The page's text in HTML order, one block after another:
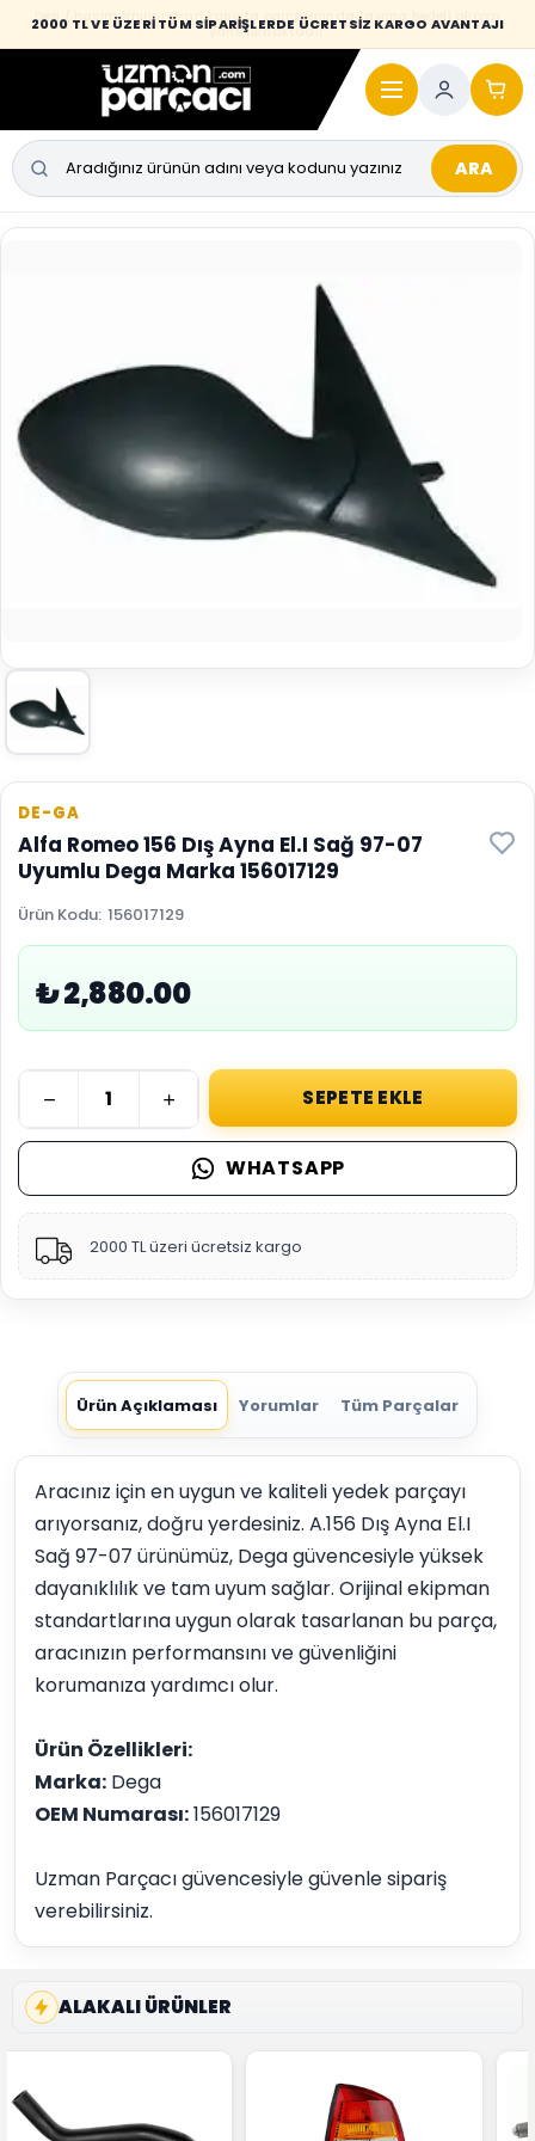
2000 TL VE ÜZERİ TÜM SİPARİŞLERDE ÜCRETSİZ KARGO AVANTAJI
Desi / hacim sınırını aşan kaporta parçalarında taşıma bedeli alıcıya
yansıtılmaktadır.
ARA
DE-GA
Alfa Romeo 156 Dış Ayna El.I Sağ 97-07
Uyumlu Dega Marka 156017129
Ürün Kodu: 156017129
₺ 2,880.00
SEPETE EKLE
WHATSAPP
2000 TL üzeri ücretsiz kargo
Ürün Açıklaması Yorumlar Tüm Parçalar
Aracınız için en uygun ve kaliteli yedek parçayı
arıyorsanız, doğru yerdesiniz. A.156 Dış Ayna El.I
Sağ 97-07 ürünümüz, Dega güvencesiyle yüksek
dayanıklılık ve tam uyum sağlar. Orijinal ekipman
standartlarına uygun olarak tasarlanan bu parça,
aracınızın performansını ve güvenliğini
korumanıza yardımcı olur.
Ürün Özellikleri:
Marka: Dega
OEM Numarası:156017129
Uzman Parçacı güvencesiyle güvenle sipariş
verebilirsiniz.
ALAKALI ÜRÜNLER